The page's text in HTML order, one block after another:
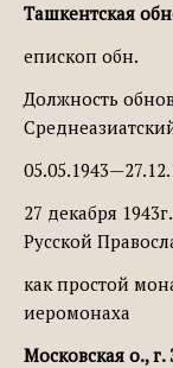
Ташкентская
епископ обн.
Должность
27 декабря
Русской
как простой
иеромонаха
Московская о.,